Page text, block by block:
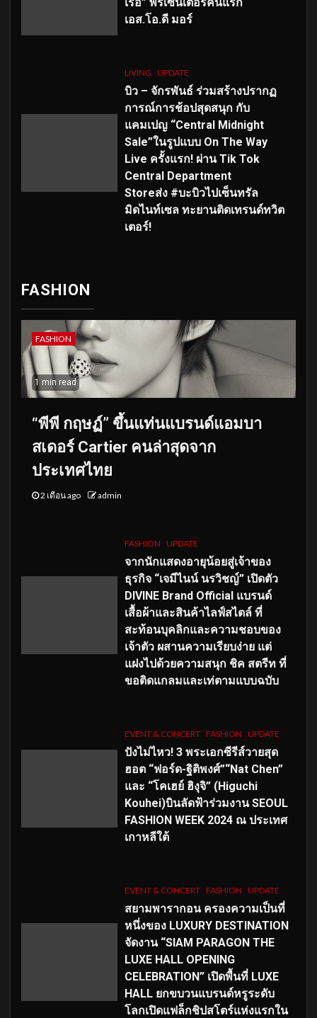
เอส.โอ.ดี มอร์
LIVING UPDATE
บิว – จักรพันธ์ ร่วมสร้างปรากฏ
การณ์การช้อปสุดสนุก กับ
แคมเปญ “Central Midnight
Sale”ในรูปแบบ On The Way
Live ครั้งแรก! ผ่าน Tik Tok
Central Department
Storeส่ง #บะบิวไปเซ็นทรัล
มิดไนท์เซล ทะยานติดเทรนด์ทวิต
เตอร์!
FASHION
FASHION
1 min read
“พีพี กฤษฏ์” ขึ้นแท่นแบรนด์แอมบา
สเดอร์ Cartier คนล่าสุดจาก
ประเทศไทย
2 เดือน ago admin
FASHION UPDATE
จากนักแสดงอายุน้อยสู่เจ้าของ
ธุรกิจ “เจมีไนน์ นรวิชญ์” เปิดตัว
DIVINE Brand Official แบรนด์
เสื้อผ้าและสินค้าไลฟ์สไตล์ ที่
สะท้อนบุคลิกและความชอบของ
เจ้าตัว ผสานความเรียบง่าย แต่
แฝงไปด้วยความสนุก ชิค สตรีท ที่
ขอติดแกลมและเท่ตามแบบฉบับ
EVENT & CONCERT FASHION UPDATE
ปังไม่ไหว! 3 พระเอกซีรีส์วายสุด
ฮอต “ฟอร์ด-ฐิติพงศ์”“Nat Chen”
และ “โคเฮย์ ฮิงุจิ” (Higuchi
Kouhei)บินลัดฟ้าร่วมงาน SEOUL
FASHION WEEK 2024 ณ ประเทศ
เกาหลีใต้
EVENT & CONCERT FASHION UPDATE
สยามพารากอน ครองความเป็นที่
หนึ่งของ LUXURY DESTINATION
จัดงาน “SIAM PARAGON THE
LUXE HALL OPENING
CELEBRATION” เปิดพื้นที่ LUXE
HALL ยกขบวนแบรนด์หรูระดับ
โลกเปิดแฟล็กชิปสโตร์แห่งแรกใน